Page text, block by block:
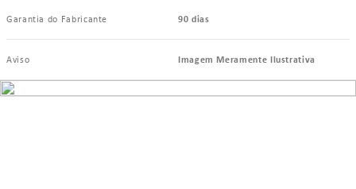
Garantia do Fabricante 90 dias
Aviso Imagem Meramente Ilustrativa